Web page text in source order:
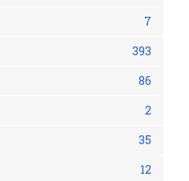
7
393
86
2
35
12